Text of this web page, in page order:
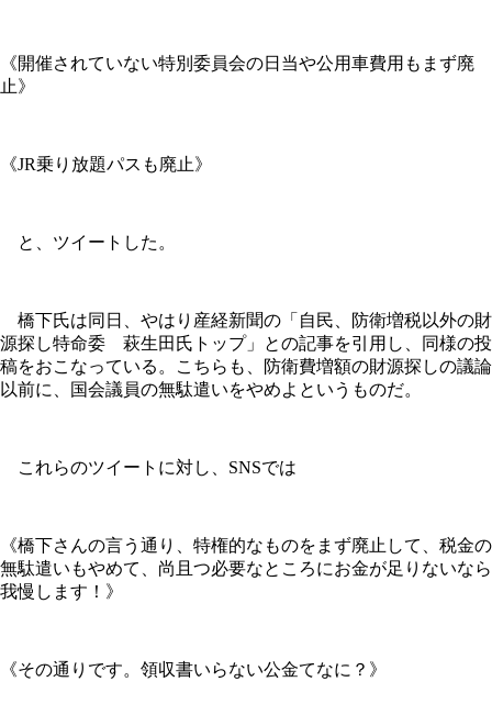
《開催されていない特別委員会の日当や公用車費用もまず廃
止》
《JR乗り放題パスも廃止》
と、ツイートした。
橋下氏は同日、やはり産経新聞の「自民、防衛増税以外の財
源探し特命委 萩生田氏トップ」との記事を引用し、同様の投
稿をおこなっている。こちらも、防衛費増額の財源探しの議論
以前に、国会議員の無駄遣いをやめよというものだ。
これらのツイートに対し、SNSでは
《橋下さんの言う通り、特権的なものをまず廃止して、税金の
無駄遣いもやめて、尚且つ必要なところにお金が足りないなら
我慢します！》
《その通りです。領収書いらない公金てなに？》